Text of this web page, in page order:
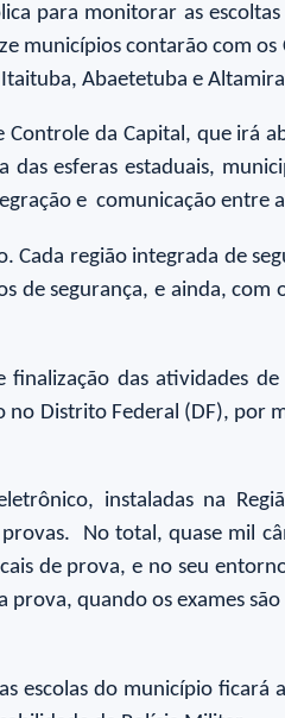
para monitorar as
municípios contarão com
Itaituba, Abaetetuba e
da Capital, que irá
esferas estaduais,
e comunicação entre
Cada região integrada de
de segurança, e ainda,
das atividades
Distrito Federal (DF), por
instaladas na
No total, quase mil
de prova, e no seu
quando os exames
escolas do município ficará